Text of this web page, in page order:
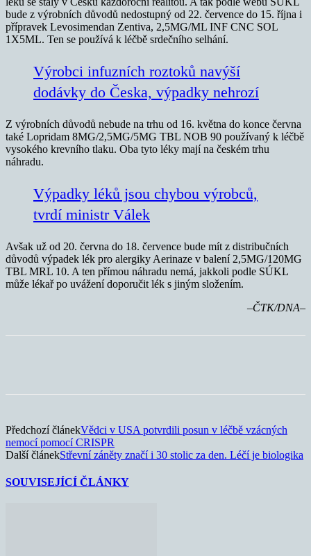
bude z výrobních důvodů nedostupný od 22. července do 15. října i
přípravek Levosimendan Zentiva, 2,5MG/ML INF CNC SOL
1X5ML. Ten se používá k léčbě srdečního selhání.
Výrobci infuzních roztoků navýší
dodávky do Česka, výpadky nehrozí
Z výrobních důvodů nebude na trhu od 16. května do konce června
také Lopridam 8MG/2,5MG/5MG TBL NOB 90 používaný k léčbě
vysokého krevního tlaku. Oba tyto léky mají na českém trhu
náhradu.
Výpadky léků jsou chybou výrobců,
tvrdí ministr Válek
Avšak už od 20. června do 18. července bude mít z distribučních
důvodů výpadek lék pro alergiky Aerinaze v balení 2,5MG/120MG
TBL MRL 10. A ten přímou náhradu nemá, jakkoli podle SÚKL
může lékař po uvážení doporučit lék s jiným složením.
–ČTK/DNA–
Předchozí článekVědci v USA potvrdili posun v léčbě vzácných
nemocí pomocí CRISPR
Další článekStřevní záněty značí i 30 stolic za den. Léčí je biologika
SOUVISEJÍCÍ ČLÁNKY